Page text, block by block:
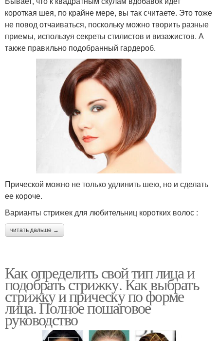
короткая шея, по крайне мере, вы так считаете. Это тоже
не повод отчаиваться, поскольку можно творить разные
приемы, используя секреты стилистов и визажистов. А
также правильно подобранный гардероб.
Прической можно не только удлинить шею, но и сделать
ее короче.
Варианты стрижек для любительниц коротких волос :
читать дальше →
Как определить свой тип лица и
подобрать стрижку. Как выбрать
стрижку и прическу по форме
лица. Полное пошаговое
руководство